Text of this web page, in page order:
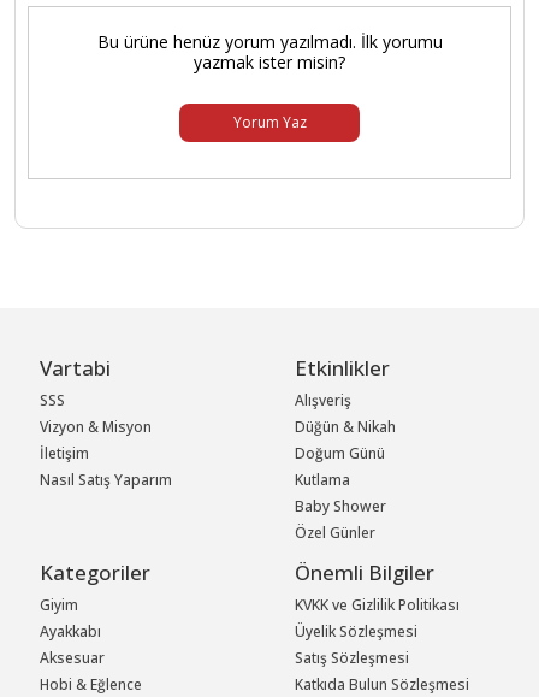
Bu ürüne henüz yorum yazılmadı. İlk yorumu
yazmak ister misin?
Yorum Yaz
Vartabi
SSS
Vizyon & Misyon
İletişim
Nasıl Satış Yaparım
Etkinlikler
Alışveriş
Düğün & Nikah
Doğum Günü
Kutlama
Baby Shower
Özel Günler
Kategoriler
Giyim
Ayakkabı
Aksesuar
Hobi & Eğlence
Önemli Bilgiler
KVKK ve Gizlilik Politikası
Üyelik Sözleşmesi
Satış Sözleşmesi
Katkıda Bulun Sözleşmesi